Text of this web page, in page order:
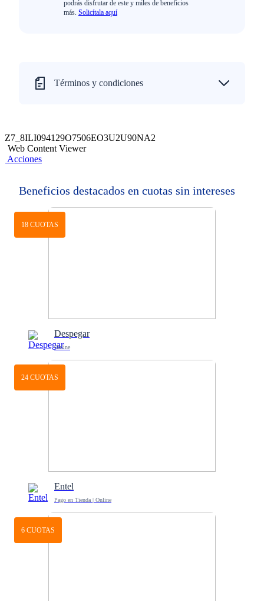
podrás disfrutar de este y miles de beneficios
más. Solicítala aquí
Términos y condiciones
Z7_8ILI094129O7506EO3U2U90NA2
Web Content Viewer
Acciones
Beneficios destacados en cuotas sin intereses
18 CUOTAS
Despegar
Online
24 CUOTAS
Entel
Pago en Tienda | Online
6 CUOTAS